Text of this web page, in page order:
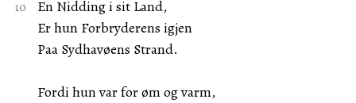
En Nidding i sit Land,
Er hun Forbryderens igjen
Paa Sydhavøens Strand.
Fordi hun var for øm og varm,